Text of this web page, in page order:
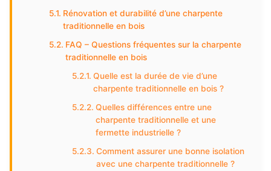
Rénovation et durabilité d’une charpente
traditionnelle en bois
FAQ – Questions fréquentes sur la charpente
traditionnelle en bois
Quelle est la durée de vie d’une
charpente traditionnelle en bois ?
Quelles différences entre une
charpente traditionnelle et une
fermette industrielle ?
Comment assurer une bonne isolation
avec une charpente traditionnelle ?